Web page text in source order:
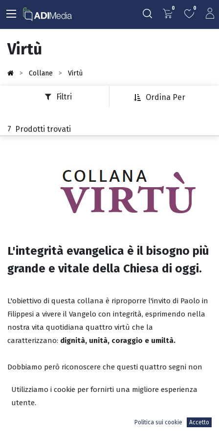
0 0
Virtù
Collane Virtù
Filtri Ordina Per
7 Prodotti trovati
L'integrità evangelica è il bisogno più
grande e vitale della Chiesa di oggi.
L'obiettivo di questa collana è riproporre l'invito di Paolo in
Filippesi a vivere il Vangelo con integrità, esprimendo nella
nostra vita quotidiana quattro virtù che la
caratterizzano: dignità, unità, coraggio e umiltà.
Dobbiamo però riconoscere che questi quattro segni non
maespressioni concretedi una vita radicata nel Vangelo.
Utilizziamo i cookie per fornirti una migliore esperienza
utente.
Politica sui cookie Accetto